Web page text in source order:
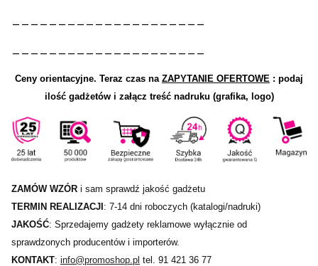
Ceny orientacyjne. Teraz czas na ZAPYTANIE OFERTOWE : podaj
ilość gadżetów i załącz treść nadruku (grafika, logo)
ZAMÓW WZÓR i sam sprawdź jakość gadżetu
TERMIN REALIZACJI : 7-14 dni roboczych (katalogi/nadruki)
JAKOŚĆ: Sprzedajemy gadżety reklamowe wyłącznie od
sprawdzonych producentów i importerów.
KONTAKT: info@promoshop.pl tel. 91 421 36 77